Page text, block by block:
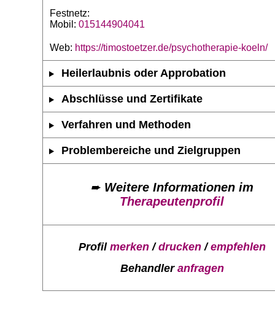
Festnetz:
Mobil: 015144904041
Web: https://timostoetzer.de/psychotherapie-koeln/
Heilerlaubnis oder Approbation
Abschlüsse und Zertifikate
Verfahren und Methoden
Problembereiche und Zielgruppen
➨ Weitere Informationen im
Therapeutenprofil
Profil merken/drucken/empfehlen
Behandler anfragen